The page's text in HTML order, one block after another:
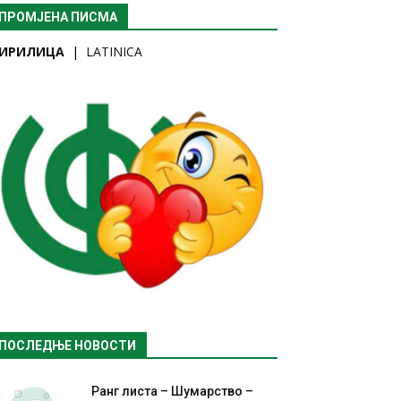
ПИСМА
| LATINICA
НОВОСТИ
Ранг листа – Шумарство –